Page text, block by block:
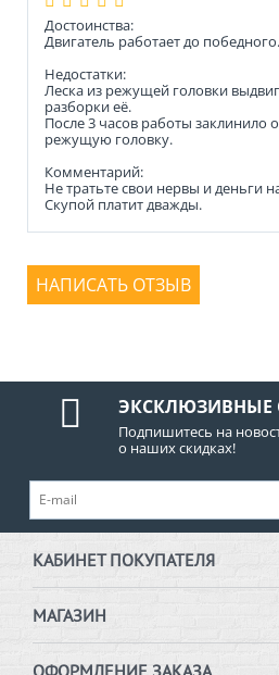
Достоинства:
Двигатель работает до победного.
Недостатки:
Леска из режущей головки
разборки её.
После 3 часов работы заклинило
режущую головку.
Комментарий:
Не тратьте свои нервы и деньги
Скупой платит дважды.
НАПИСАТЬ ОТЗЫВ
ЭКСКЛЮЗИВНЫЕ
Подпишитесь на
о наших скидках!
КАБИНЕТ ПОКУПАТЕЛЯ
МАГАЗИН
ОФОРМЛЕНИЕ ЗАКАЗА